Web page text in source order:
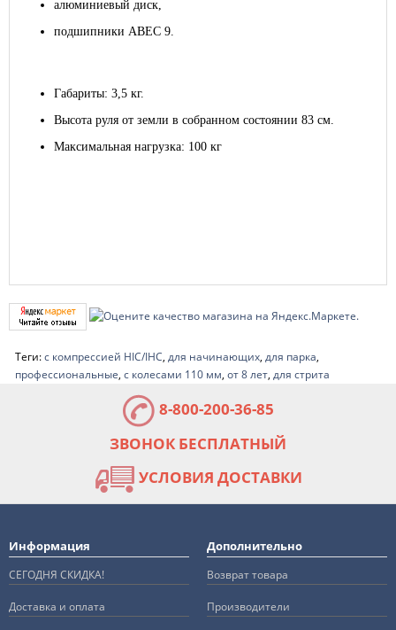
алюминиевый диск,
подшипники ABEC 9.
Габариты: 3,5 кг.
Высота руля от земли в собранном состоянии 83 см.
Максимальная нагрузка: 100 кг
Теги:с компрессией HIC/IHC, для начинающих, для парка,
профессиональные, с колесами 110 мм, от 8 лет, для стрита
8-800-200-36-85
ЗВОНОК БЕСПЛАТНЫЙ
УСЛОВИЯ ДОСТАВКИ
Информация
СЕГОДНЯ СКИДКА!
Доставка и оплата
Дополнительно
Возврат товара
Производители